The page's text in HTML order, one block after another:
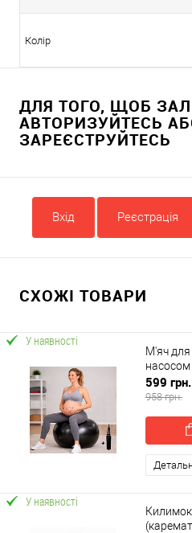
Колір
ДЛЯ ТОГО, ЩОБ
АВТОРИЗУЙТЕСЬ
ЗАРЕЄСТРУЙТЕСЬ
Вхід Реєстрація
СХОЖІ ТОВАРИ
У наявності
М'яч для
насосом
599 грн.
958 грн.
У наявності
Килимок